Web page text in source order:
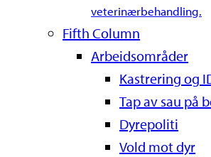
veterinærbehandling.
Fifth Column
Arbeidsområder
Kastrering og
Tap av sau på
Dyrepoliti
Vold mot dyr